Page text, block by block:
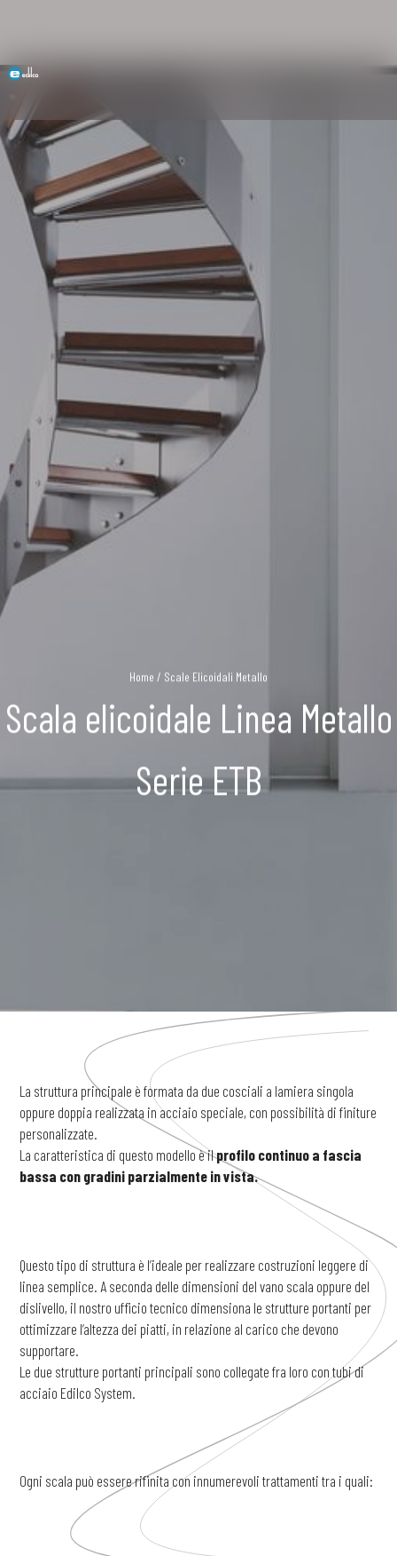
Home / Scale Elicoidali Metallo
Scala elicoidale Linea Metallo
Serie ETB
La struttura principale è formata da due cosciali a lamiera singola
oppure doppia realizzata in acciaio speciale, con possibilità di finiture
personalizzate.
La caratteristica di questo modello è ilprofilo continuo a fascia
bassa con gradini parzialmente in vista.
Questo tipo di struttura è l’ideale per realizzare costruzioni leggere di
linea semplice. A seconda delle dimensioni del vano scala oppure del
dislivello, il nostro ufficio tecnico dimensiona le strutture portanti per
ottimizzare l’altezza dei piatti, in relazione al carico che devono
supportare.
Le due strutture portanti principali sono collegate fra loro con tubi di
acciaio Edilco System.
Ogni scala può essere rifinita con innumerevoli trattamenti tra i quali: